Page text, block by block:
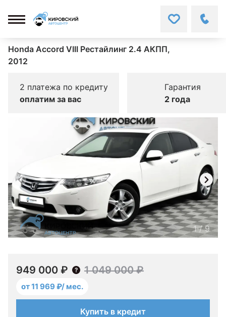
Honda Accord VIII Рестайлинг 2.4 АКПП,
2012
2 платежа по кредиту
оплатим за вас
Гарантия
2 года
1/9
949 000 ₽ 1 049 000 ₽
от 11 969 ₽/ мес.
Купить в кредит